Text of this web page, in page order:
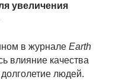
увеличения
в журнале Earth
влияние качества
людей.